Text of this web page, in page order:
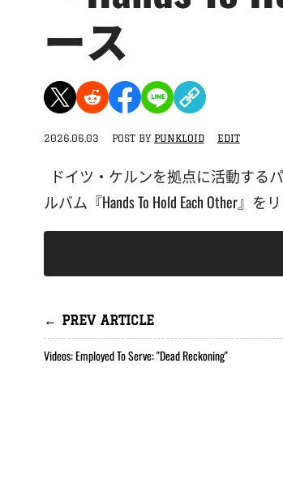
ース
2026.06.03 POST BY PUNKLOID EDIT
ドイツ・ケルンを拠点に活動する
ルバム『Hands To Hold Each Other』
← PREV ARTICLE
Videos: Employed To Serve: "Dead Reckoning"